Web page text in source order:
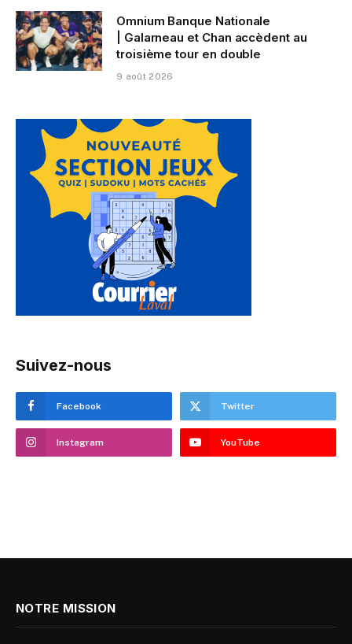
Omnium Banque Nationale
| Galarneau et Chan accèdent au
troisième tour en double
9 août 2026
Suivez-nous
Facebook Twitter
Instagram YouTube
NOTRE MISSION